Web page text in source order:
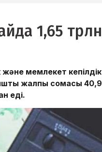
1,65 трлн
мемлекет кепілдік
жалпы сомасы 40,9
еді.